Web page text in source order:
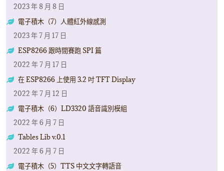
2023 年 8 月 8 日
電子積木（7）人體紅外線感測
2023 年 7 月 17 日
ESP8266 跟時間賽跑 SPI 篇
2022 年 7 月 17 日
在 ESP8266 上使用 3.2 吋 TFT Display
2022 年 7 月 12 日
電子積木（6）LD3320 語音識別模組
2022 年 6 月 7 日
Tables Lib v.0.1
2022 年 6 月 7 日
電子積木（5）TTS 中文文字轉語音